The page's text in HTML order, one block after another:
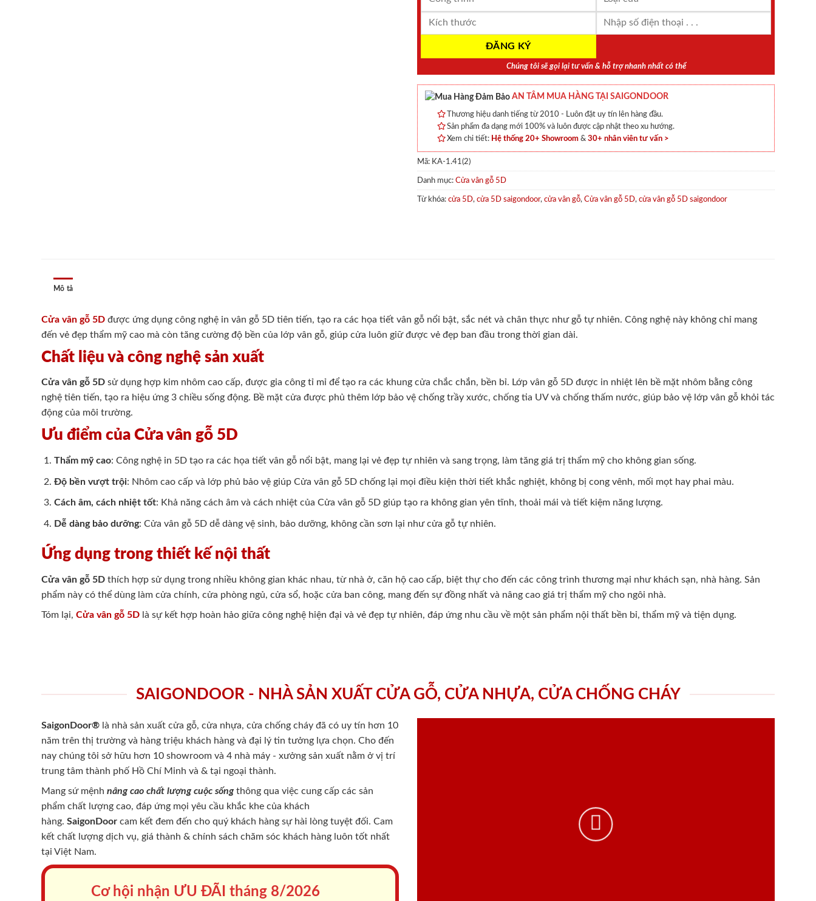
Chúng tôi sẽ gọi lại tư vấn & hỗ trợ nhanh nhất có thể
AN TÂM MUA HÀNG TẠI SAIGONDOOR
Thương hiệu danh tiếng từ 2010 - Luôn đặt uy tín lên hàng đầu.
Sản phẩm đa dạng mới 100% và luôn được cập nhật theo xu hướng.
Xem chi tiết: Hệ thống 20+ Showroom & 30+ nhân viên tư vấn >
Mã: KA-1.41(2)
Danh mục: Cửa vân gỗ 5D
Từ khóa: cửa 5D, cửa 5D saigondoor, cửa vân gỗ, Cửa vân gỗ 5D, cửa vân gỗ 5D saigondoor
Mô tả
Cửa vân gỗ 5D được ứng dụng công nghệ in vân gỗ 5D tiên tiến, tạo ra các họa tiết vân gỗ nổi bật, sắc nét và chân thực như gỗ tự nhiên. Công nghệ này không chỉ mang
đến vẻ đẹp thẩm mỹ cao mà còn tăng cường độ bền của lớp vân gỗ, giúp cửa luôn giữ được vẻ đẹp ban đầu trong thời gian dài.
Chất liệu và công nghệ sản xuất
Cửa vân gỗ 5D sử dụng hợp kim nhôm cao cấp, được gia công tỉ mỉ để tạo ra các khung cửa chắc chắn, bền bỉ. Lớp vân gỗ 5D được in nhiệt lên bề mặt nhôm bằng công
nghệ tiên tiến, tạo ra hiệu ứng 3 chiều sống động. Bề mặt cửa được phủ thêm lớp bảo vệ chống trầy xước, chống tia UV và chống thấm nước, giúp bảo vệ lớp vân gỗ khỏi tác
động của môi trường.
Ưu điểm của Cửa vân gỗ 5D
Thẩm mỹ cao: Công nghệ in 5D tạo ra các họa tiết vân gỗ nổi bật, mang lại vẻ đẹp tự nhiên và sang trọng, làm tăng giá trị thẩm mỹ cho không gian sống.
Độ bền vượt trội: Nhôm cao cấp và lớp phủ bảo vệ giúp Cửa vân gỗ 5D chống lại mọi điều kiện thời tiết khắc nghiệt, không bị cong vênh, mối mọt hay phai màu.
Cách âm, cách nhiệt tốt: Khả năng cách âm và cách nhiệt của Cửa vân gỗ 5D giúp tạo ra không gian yên tĩnh, thoải mái và tiết kiệm năng lượng.
Dễ dàng bảo dưỡng: Cửa vân gỗ 5D dễ dàng vệ sinh, bảo dưỡng, không cần sơn lại như cửa gỗ tự nhiên.
Ứng dụng trong thiết kế nội thất
Cửa vân gỗ 5D thích hợp sử dụng trong nhiều không gian khác nhau, từ nhà ở, căn hộ cao cấp, biệt thự cho đến các công trình thương mại như khách sạn, nhà hàng. Sản
phẩm này có thể dùng làm cửa chính, cửa phòng ngủ, cửa sổ, hoặc cửa ban công, mang đến sự đồng nhất và nâng cao giá trị thẩm mỹ cho ngôi nhà.
Tóm lại, Cửa vân gỗ 5D là sự kết hợp hoàn hảo giữa công nghệ hiện đại và vẻ đẹp tự nhiên, đáp ứng nhu cầu về một sản phẩm nội thất bền bỉ, thẩm mỹ và tiện dụng.
SAIGONDOOR - NHÀ SẢN XUẤT CỬA GỖ, CỬA NHỰA, CỬA CHỐNG CHÁY
SaigonDoor® là nhà sản xuất cửa gỗ, cửa nhựa, cửa chống cháy đã có uy tín hơn 10
năm trên thị trường và hàng triệu khách hàng và đại lý tin tưởng lựa chọn. Cho đến
nay chúng tôi sở hữu hơn 10 showroom và 4 nhà máy - xưởng sản xuất nằm ở vị trí
trung tâm thành phố Hồ Chí Minh và & tại ngoại thành.
Mang sứ mệnh nâng cao chất lượng cuộc sốngthông qua việc cung cấp các sản
phẩm chất lượng cao, đáp ứng mọi yêu cầu khắc khe của khách
hàng. SaigonDoor cam kết đem đến cho quý khách hàng sự hài lòng tuyệt đối. Cam
kết chất lượng dịch vụ, giá thành & chính sách chăm sóc khách hàng luôn tốt nhất
tại Việt Nam.
Cơ hội nhận ƯU ĐÃI tháng 8/2026